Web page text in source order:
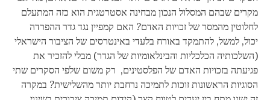
מקרים שבהם המסלול הנכון מבחינה אסטרטגית הוא כזה המתעלם
לחלוטין מהמסר של זכויות האדם? האם קמפיין נגד גדר ההפרדה
יכול, למשל, להתמקד באורח בלעדי באינטרסים של הציבור הישראלי
(השלכותיה הכלכליות והבינלאומיות של הגדר) מבלי להזכיר את
פגיעתה בזכויות האדם של הפלסטינים, רק משום שלפי הסקרים שתי
הסוגיות הראשונות זוכות לתמיכה נרחבת יותר מהשלישית? במקרה